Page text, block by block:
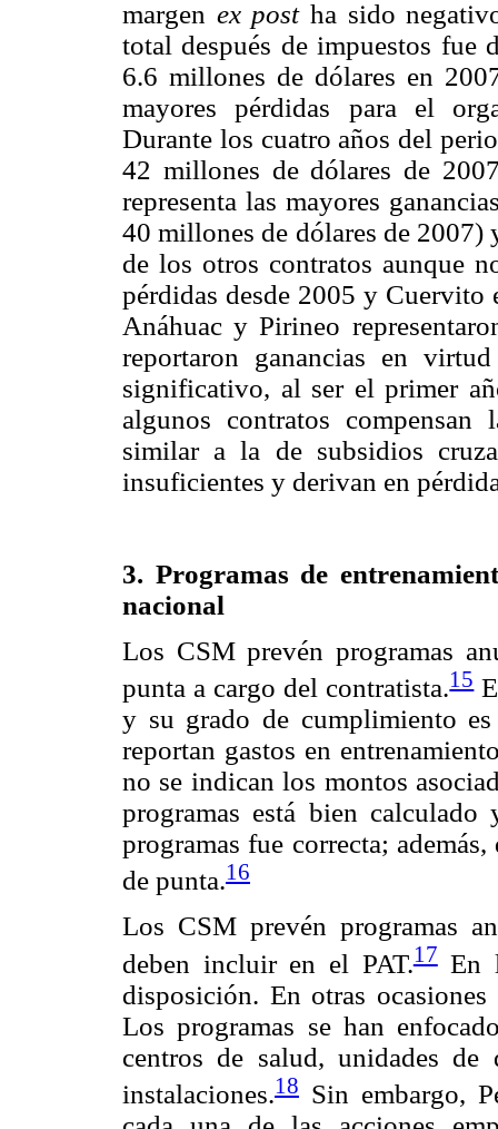
margen ex postha sido
total después de impuestos fue
6.6 millones de dólares en
mayores pérdidas para el
Durante los cuatro años del
42 millones de dólares de
representa las mayores
40 millones de dólares de 2007)
de los otros contratos aunque
pérdidas desde 2005 y
Anáhuac y Pirineo
reportaron ganancias en
significativo, al ser el primer
algunos contratos
similar a la de subsidios
insuficientes y derivan en
3. Programas de
nacional
Los CSM prevén programas
punta a cargo del contratista.15
y su grado de cumplimiento
reportan gastos en
no se indican los montos
programas está bien
programas fue correcta;
de punta.16
Los CSM prevén programas
deben incluir en el PAT.17En
disposición. En otras
Los programas se han
centros de salud, unidades de
instalaciones.18 Sin embargo,